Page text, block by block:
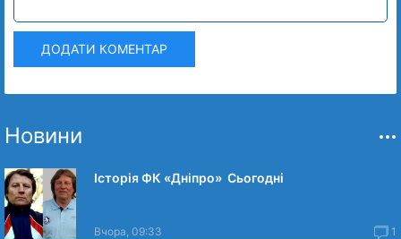
ДОДАТИ КОМЕНТАР
Новини
Історія ФК «Дніпро» Сьогодні
Вчора, 09:33 1